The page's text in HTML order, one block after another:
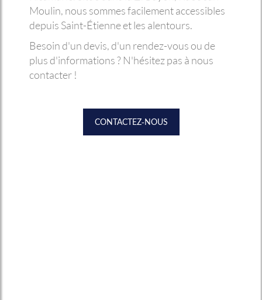
Moulin, nous sommes facilement accessibles
depuis Saint-Étienne et les alentours.
Besoin d'un devis, d'un rendez-vous ou de
plus d'informations ? N'hésitez pas à nous
contacter !
CONTACTEZ-NOUS